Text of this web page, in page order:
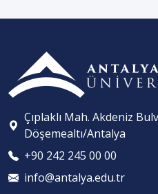
Çıplaklı Mah. Akdeniz
Döşemealtı/Antalya
+90 242 245 00 00
info@antalya.edu.tr